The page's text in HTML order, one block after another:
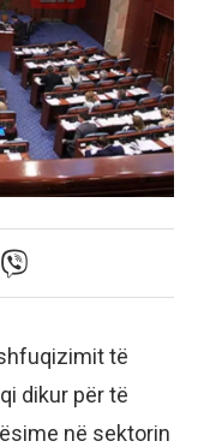
të
dikur për të
në sektorin